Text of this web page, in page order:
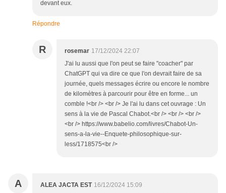
devant eux.
Répondre
R rosemar 17/12/2024 22:07
J'ai lu aussi que l'on peut se faire "coacher" par
ChatGPT qui va dire ce que l'on devrait faire de sa
journée, quels messages écrire ou encore le nombre
de kilomètres à parcourir pour être en forme... un
comble !<br /> <br /> Je l'ai lu dans cet ouvrage : Un
sens à la vie de Pascal Chabot.<br /> <br /> <br />
<br /> https://www.babelio.com/livres/Chabot-Un-
sens-a-la-vie--Enquete-philosophique-sur-
less/1718575<br />
A ALEA JACTA EST 16/12/2024 15:09